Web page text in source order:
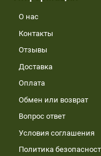
О нас
Контакты
Отзывы
Доставка
Оплата
Обмен или возврат
Вопрос ответ
Условия соглашения
Политика